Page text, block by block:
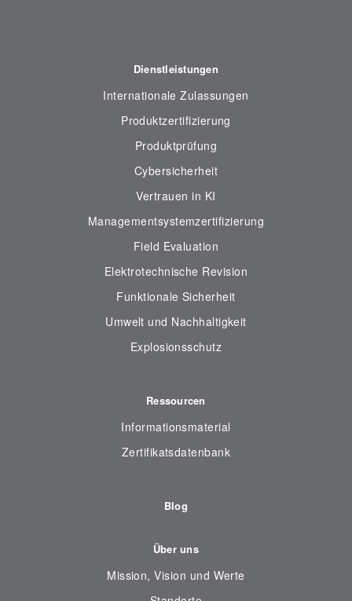
Dienstleistungen
Internationale Zulassungen
Produktzertifizierung
Produktprüfung
Cybersicherheit
Vertrauen in KI
Managementsystemzertifizierung
Field Evaluation
Elektrotechnische Revision
Funktionale Sicherheit
Umwelt und Nachhaltigkeit
Explosionsschutz
Ressourcen
Informationsmaterial
Zertifikatsdatenbank
Blog
Über uns
Mission, Vision und Werte